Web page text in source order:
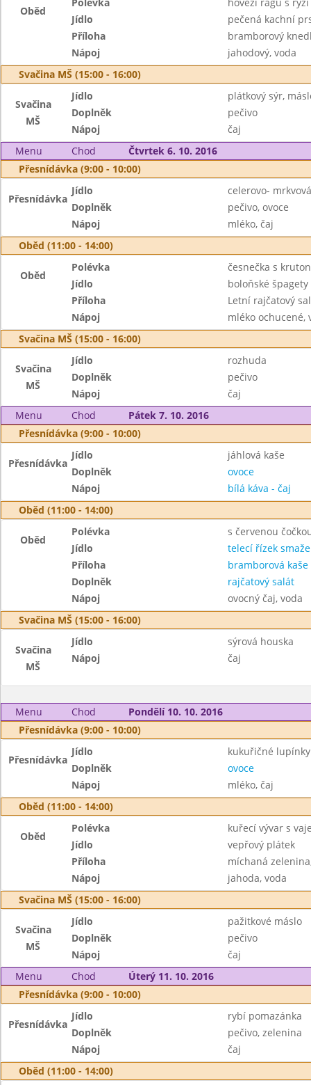
Oběd
Jídlo
pečená kachní
Příloha
bramborový
Nápoj
jahodový, voda
Svačina MŠ (15:00 - 16:00)
Svačina
MŠ
Jídlo
plátkový sýr,
Doplněk
pečivo
Nápoj
čaj
Menu
Chod
Čtvrtek 6. 10. 2016
Přesnídávka (9:00 - 10:00)
Přesnídávka
Jídlo
celerovo-
Doplněk
pečivo, ovoce
Nápoj
mléko, čaj
Oběd (11:00 - 14:00)
Oběd
Polévka
česnečka s
Jídlo
boloňské
Příloha
Letní rajčatový
Nápoj
mléko ochucené,
Svačina MŠ (15:00 - 16:00)
Svačina
MŠ
Jídlo
rozhuda
Doplněk
pečivo
Nápoj
čaj
Menu
Chod
Pátek 7. 10. 2016
Přesnídávka (9:00 - 10:00)
Přesnídávka
Jídlo
jáhlová kaše
Doplněk
ovoce
Nápoj
bílá káva - čaj
Oběd (11:00 - 14:00)
Oběd
Polévka
s červenou
Jídlo
telecí řízek
Příloha
bramborová kaše
Doplněk
rajčatový salát
Nápoj
ovocný čaj, voda
Svačina MŠ (15:00 - 16:00)
Svačina
MŠ
Jídlo
sýrová houska
Nápoj
čaj
Menu Chod
Pondělí 10. 10. 2016
Přesnídávka (9:00 - 10:00)
Přesnídávka
Jídlo
kukuřičné
Doplněk
ovoce
Nápoj
mléko, čaj
Oběd (11:00 - 14:00)
Oběd
Polévka
kuřecí vývar s
Jídlo
vepřový plátek
Příloha
míchaná
Nápoj
jahoda, voda
Svačina MŠ (15:00 - 16:00)
Svačina
MŠ
Jídlo
pažitkové máslo
Doplněk
pečivo
Nápoj
čaj
Menu
Chod
Úterý 11. 10. 2016
Přesnídávka (9:00 - 10:00)
Přesnídávka
Jídlo
rybí pomazánka
Doplněk
pečivo, zelenina
Nápoj
čaj
Oběd (11:00 - 14:00)